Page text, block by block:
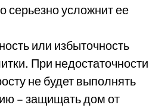
серьезно усложнит ее
или избыточность
При недостаточности
не будет выполнять
– защищать дом от